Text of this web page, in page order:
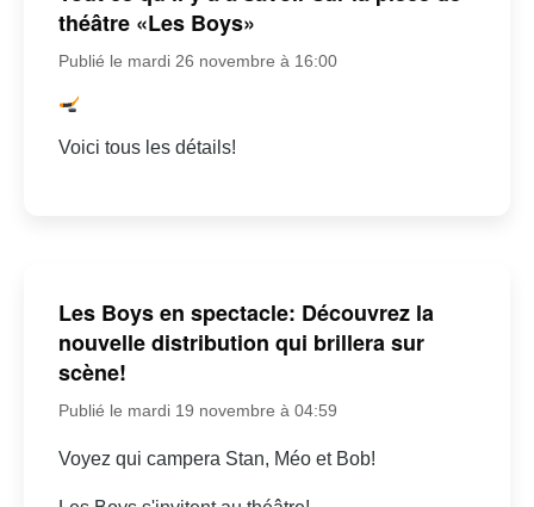
théâtre «Les Boys»
Publié le mardi 26 novembre à 16:00
Voici tous les détails!
Les Boys en spectacle: Découvrez la
nouvelle distribution qui brillera sur
scène!
Publié le mardi 19 novembre à 04:59
Voyez qui campera Stan, Méo et Bob!